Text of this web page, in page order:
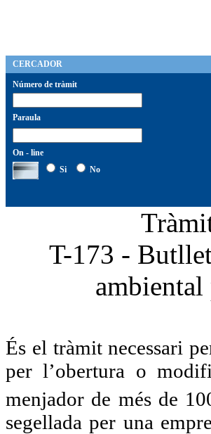
CERCADOR
Número de tràmit
Paraula
On - line
Si
No
T-173 -
ambiental
És el tràmit necessari
per l’obertura o
menjador de més de
segellada per una